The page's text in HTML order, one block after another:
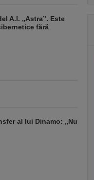
A.I. „Astra”. Este
fără
al lui Dinamo: „Nu